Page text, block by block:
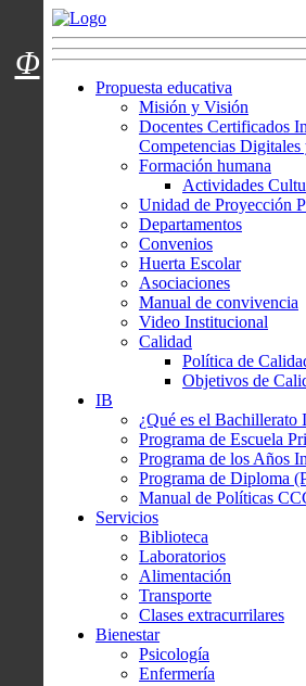
Menú usuarios
Propuesta educativa
Misión y Visión
Docentes Certificados
Competencias
Formación humana
Actividades
Unidad de Proyección
Departamentos
Convenios
Huerta Escolar
Asociaciones
Manual de convivencia
Video Institucional
Calidad
Política de
Objetivos de
IB
¿Qué es el
Programa de Escuela
Programa de los Años
Programa de Diploma
Manual de Políticas
Servicios
Biblioteca
Laboratorios
Alimentación
Transporte
Clases extracurrilares
Bienestar
Psicología
Enfermería
Φ